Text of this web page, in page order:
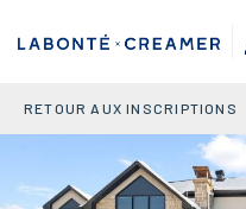
RETOUR AUX INSCRIPTIONS